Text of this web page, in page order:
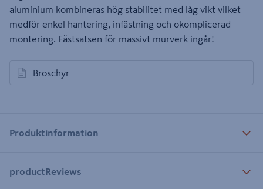
aluminium kombineras hög stabilitet med låg vikt vilket
medför enkel hantering, infästning och okomplicerad
montering. Fästsatsen för massivt murverk ingår!
Broschyr
öppnas i en ny flik
Produktinformation
productReviews